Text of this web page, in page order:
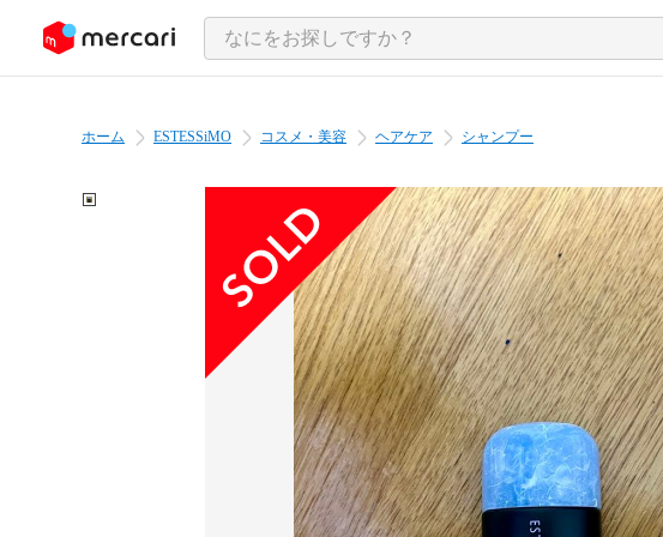
ツにスキップ
ホーム ESTESSiMO コスメ・美容 ヘアケア シャンプー